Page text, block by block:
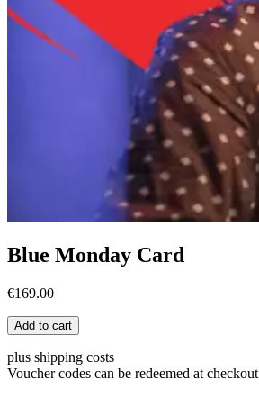
Blue Monday Card
€169.00
Add to cart
plus shipping costs
Voucher codes can be redeemed at checkout